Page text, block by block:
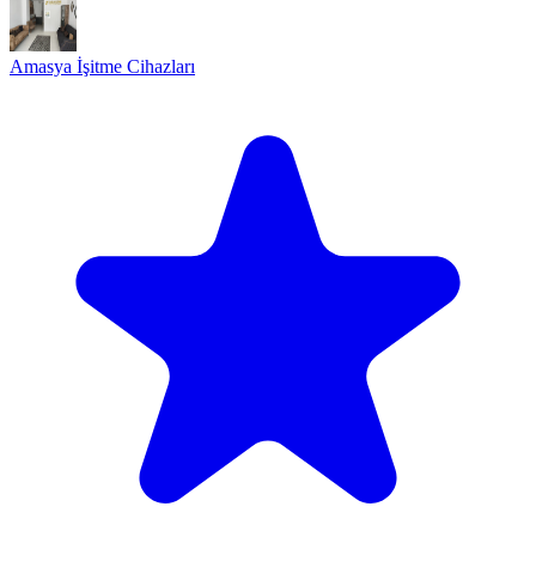
Amasya İşitme Cihazları